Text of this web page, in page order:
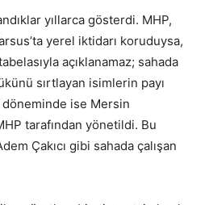
yıllarca gösterdi. MHP,
yerel iktidarı koruduysa,
açıklanamaz; sahada
sırtlayan isimlerin payı
döneminde ise Mersin
tarafından yönetildi. Bu
Çakıcı gibi sahada çalışan